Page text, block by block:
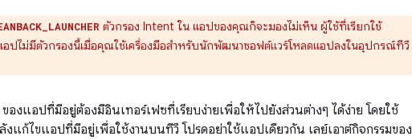
ตัวกรอง Intent ใน แอปของคุณก็จะมองไม่เห็น ผู้ใช้ที่เรียกใช้
ไม่มีตัวกรองนี้เมื่อคุณใช้เครื่องมือสำหรับนักพัฒนาซอฟต์แวร์โหลดแอปลงในอุปกรณ์ทีวี
งแอปที่มีอยู่ต้องมีอินเทอร์เฟซที่เรียบง่ายเพื่อให้ไปยังส่วนต่างๆ ได้ง่าย โดยใช้
งแก้ไขแอปที่มีอยู่เพื่อใช้งานบนทีวี โปรดอย่าใช้แอปเดียวกัน เลย์เอาต์กิจกรรมของ